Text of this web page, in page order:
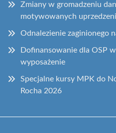
Zmiany w gromadzeniu
motywowanych
Odnalezienie zaginionego
Dofinansowanie dla OSP
wyposażenie
Specjalne kursy MPK do
Rocha 2026